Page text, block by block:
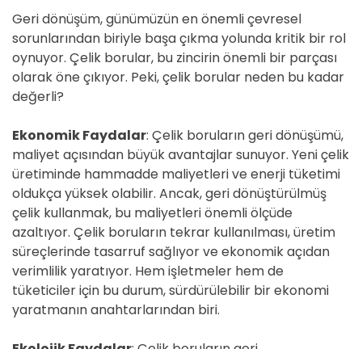
Geri dönüşüm, günümüzün en önemli çevresel
sorunlarından biriyle başa çıkma yolunda kritik bir rol
oynuyor. Çelik borular, bu zincirin önemli bir parçası
olarak öne çıkıyor. Peki, çelik borular neden bu kadar
değerli?
Ekonomik Faydalar: Çelik boruların geri dönüşümü,
maliyet açısından büyük avantajlar sunuyor. Yeni çelik
üretiminde hammadde maliyetleri ve enerji tüketimi
oldukça yüksek olabilir. Ancak, geri dönüştürülmüş
çelik kullanmak, bu maliyetleri önemli ölçüde
azaltıyor. Çelik boruların tekrar kullanılması, üretim
süreçlerinde tasarruf sağlıyor ve ekonomik açıdan
verimlilik yaratıyor. Hem işletmeler hem de
tüketiciler için bu durum, sürdürülebilir bir ekonomi
yaratmanın anahtarlarından biri.